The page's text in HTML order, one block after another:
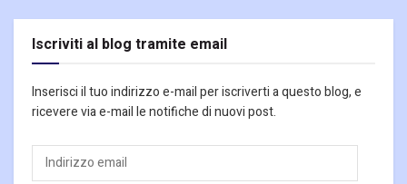
Iscriviti al blog tramite email
Inserisci il tuo indirizzo e-mail per iscriverti a questo blog, e
ricevere via e-mail le notifiche di nuovi post.
Indirizzo
email